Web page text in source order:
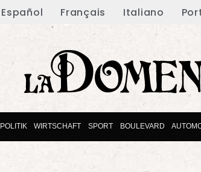
Español Français Italiano
POLITIK WIRTSCHAFT SPORT BOULEVARD